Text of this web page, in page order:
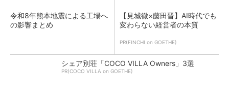
令和8年熊本地震による工場へ
の影響まとめ
【見城徹×藤田晋】AI時代でも
変わらない経営者の本質
PR(FINCHI on GOETHE)
シェア別荘「COCO VILLA Owners」3選
PR(COCO VILLA on GOETHE)